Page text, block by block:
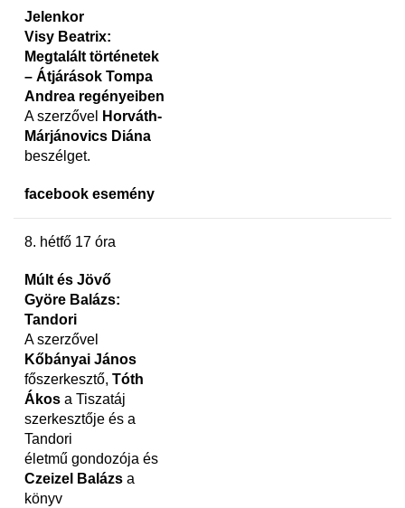
Jelenkor
Visy Beatrix:
Megtalált történetek
– Átjárások Tompa
Andrea regényeiben
A szerzővel
Horváth-
Márjánovics Diána
beszélget.
facebook esemény
8. hétfő 17 óra
Múlt és Jövő
Györe Balázs:
Tandori
A szerzővel
Kőbányai János
főszerkesztő, Tóth
Ákos a Tiszatáj
szerkesztője és a
Tandori
életmű gondozója és
Czeizel Balázs a
könyv